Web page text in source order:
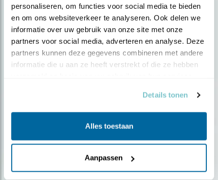
personaliseren, om functies voor social media te bieden
en om ons websiteverkeer te analyseren. Ook delen we
informatie over uw gebruik van onze site met onze
partners voor social media, adverteren en analyse. Deze
partners kunnen deze gegevens combineren met andere
informatie die u aan ze heeft verstrekt of die ze hebben
Details tonen
Alles toestaan
Aanpassen
prachtige fotoreportages en opmerkelijke verhalen.
Met jouw lidmaatschap help je de vogels.